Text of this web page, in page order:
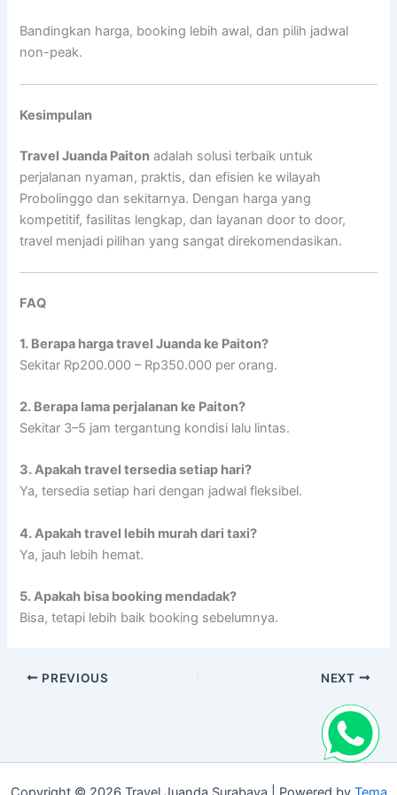
Bandingkan harga, booking lebih awal, dan pilih jadwal
non-peak.
Kesimpulan
Travel Juanda Paiton adalah solusi terbaik untuk
perjalanan nyaman, praktis, dan efisien ke wilayah
Probolinggo dan sekitarnya. Dengan harga yang
kompetitif, fasilitas lengkap, dan layanan door to door,
travel menjadi pilihan yang sangat direkomendasikan.
FAQ
1. Berapa harga travel Juanda ke Paiton?
Sekitar Rp200.000 – Rp350.000 per orang.
2. Berapa lama perjalanan ke Paiton?
Sekitar 3–5 jam tergantung kondisi lalu lintas.
3. Apakah travel tersedia setiap hari?
Ya, tersedia setiap hari dengan jadwal fleksibel.
4. Apakah travel lebih murah dari taxi?
Ya, jauh lebih hemat.
5. Apakah bisa booking mendadak?
Bisa, tetapi lebih baik booking sebelumnya.
PREVIOUS NEXT